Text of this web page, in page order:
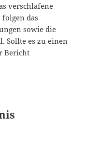
verschlafene
das
sowie die
Sollte es zu einen
Bericht